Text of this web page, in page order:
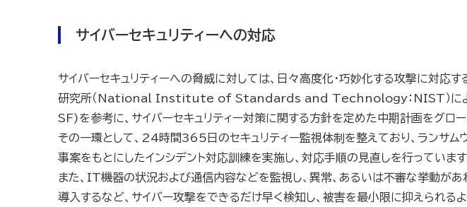
サイバーセキュリティーへの対応
サイバーセキュリティーへの脅威に対しては、日々高度化・巧妙化する攻撃に対応
研究所（National Institute of Standards and Technology：NIST）によ
SF)を参考に、サイバーセキュリティー対策に関する方針を定めた中期計画をグロ
その一環として、24時間365日のセキュリティー監視体制を整えており、ランサム
事案をもとにしたインシデント対応訓練を実施し、対応手順の見直しを行っています
また、IT機器の状況および通信内容などを監視し、異常、あるいは不審な
導入するなど、サイバー攻撃をできるだけ早く検知し、被害を最小限に抑えられる